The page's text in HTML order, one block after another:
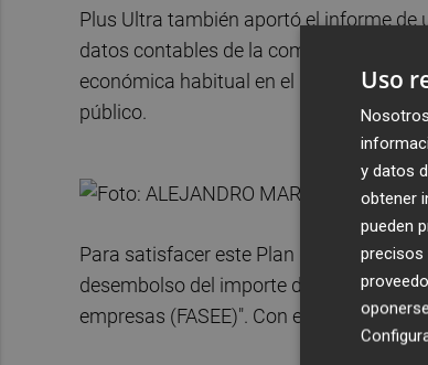
Plus Ultra también aportó el informe de
datos contables de la compañía, se
económica habitual en el marco del
público.
Para satisfacer este Plan de Viabilidad,
desembolso del importe del préstamo
empresas (FASEE)". Con esta postura
Uso
y datos
obtener
pueden
precisos